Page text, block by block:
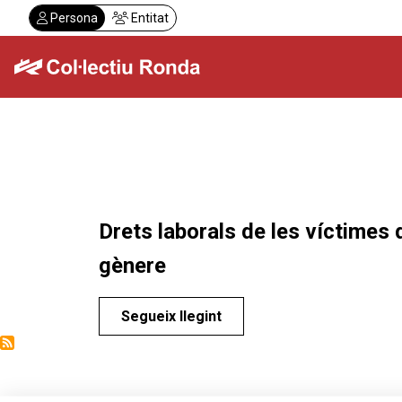
al
contingut
Persona Entitat
Drets laborals de les víctimes
gènere
Segueix llegint